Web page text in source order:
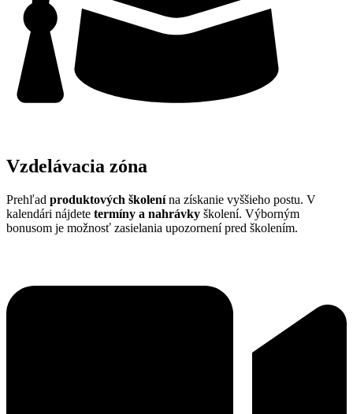
Vzdelávacia zóna
Prehľad produktových školenína získanie vyššieho postu. V
kalendári nájdete termíny a nahrávky školení. Výborným
bonusom je možnosť zasielania upozornení pred školením.